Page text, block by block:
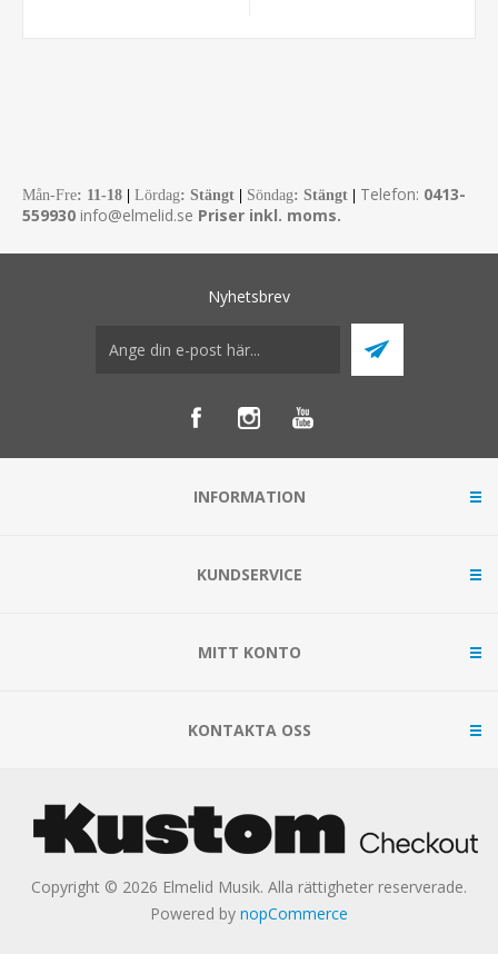
Mån-Fre: 11-18 Lördag: Stängt Söndag: Stängt Telefon: 0413-
559930 info@elmelid.se Priser inkl. moms.
Nyhetsbrev
INFORMATION
KUNDSERVICE
MITT KONTO
KONTAKTA OSS
Copyright © 2026 Elmelid Musik. Alla rättigheter reserverade.
Powered by nopCommerce